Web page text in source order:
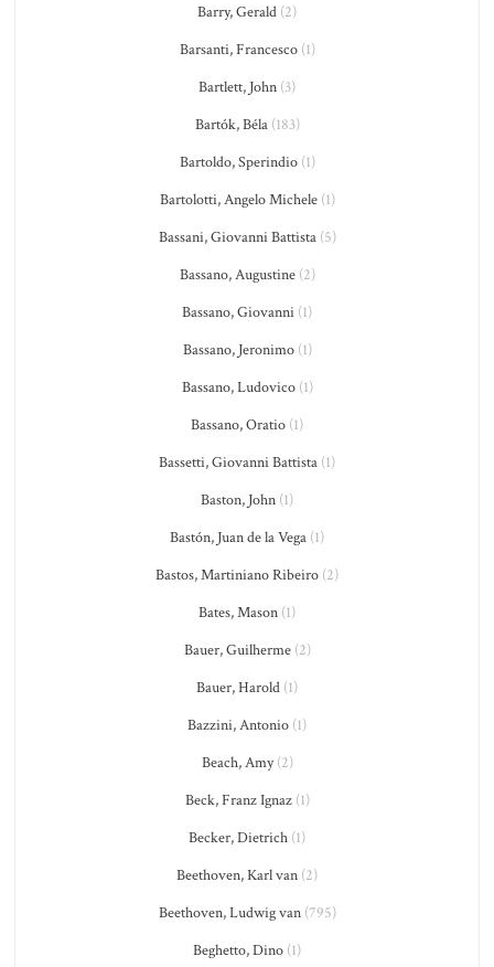
Barry, Gerald (2)
Barsanti, Francesco(1)
Bartlett, John (3)
Bartók, Béla(183)
Bartoldo, Sperindio(1)
Bartolotti, Angelo Michele(1)
Bassani, Giovanni Battista(5)
Bassano, Augustine(2)
Bassano, Giovanni (1)
Bassano, Jeronimo(1)
Bassano, Ludovico(1)
Bassano, Oratio (1)
Bassetti, Giovanni Battista (1)
Baston, John (1)
Bastón, Juan de la Vega (1)
Bastos, Martiniano Ribeiro (2)
Bates, Mason (1)
Bauer, Guilherme(2)
Bauer, Harold (1)
Bazzini, Antonio (1)
Beach, Amy(2)
Beck, Franz Ignaz(1)
Becker, Dietrich (1)
Beethoven, Karl van (2)
Beethoven, Ludwig van(795)
Beghetto, Dino (1)